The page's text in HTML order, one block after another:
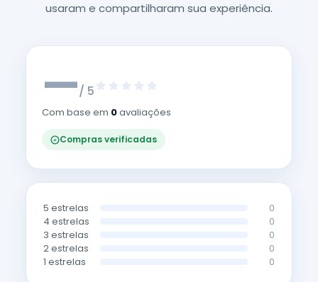
usaram e compartilharam sua experiência.
—/ 5
Com base em 0avaliações
Compras verificadas
5 estrelas 0
4 estrelas 0
3 estrelas 0
2 estrelas 0
1 estrelas 0